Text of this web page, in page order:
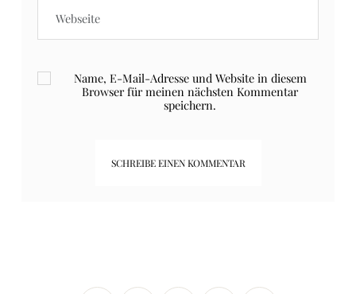
Name, E-Mail-Adresse und Website in diesem
Browser für meinen nächsten Kommentar
speichern.